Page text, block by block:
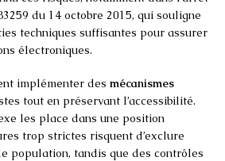
du 14 octobre 2015, qui souligne
techniques suffisantes pour assurer
électroniques.
implémenter des mécanismes
tout en préservant l’accessibilité.
les place dans une position
trop strictes risquent d’exclure
population, tandis que des contrôles